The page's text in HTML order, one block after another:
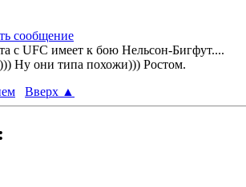
с UFC имеет к бою Нельсон-Бигфут....
Ну они типа похожи))) Ростом.
Вверх ▲
: